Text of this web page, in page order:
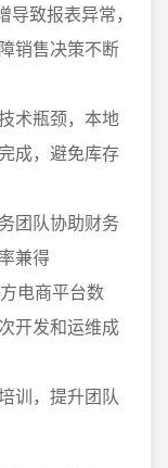
致报表异常，
销售决策不断
术瓶颈，本地
成，避免库存
团队协助财务
兼得
电商平台数
开发和运维成
训，提升团队